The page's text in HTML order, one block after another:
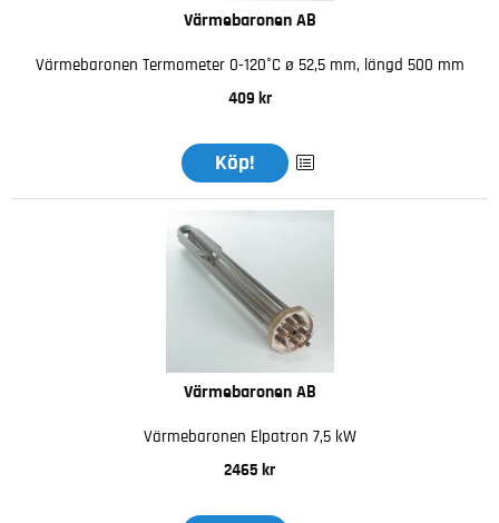
Värmebaronen AB
Värmebaronen Termometer 0-120°C ø 52,5 mm, längd 500 mm
409 kr
Köp!
Värmebaronen AB
Värmebaronen Elpatron 7,5 kW
2465 kr